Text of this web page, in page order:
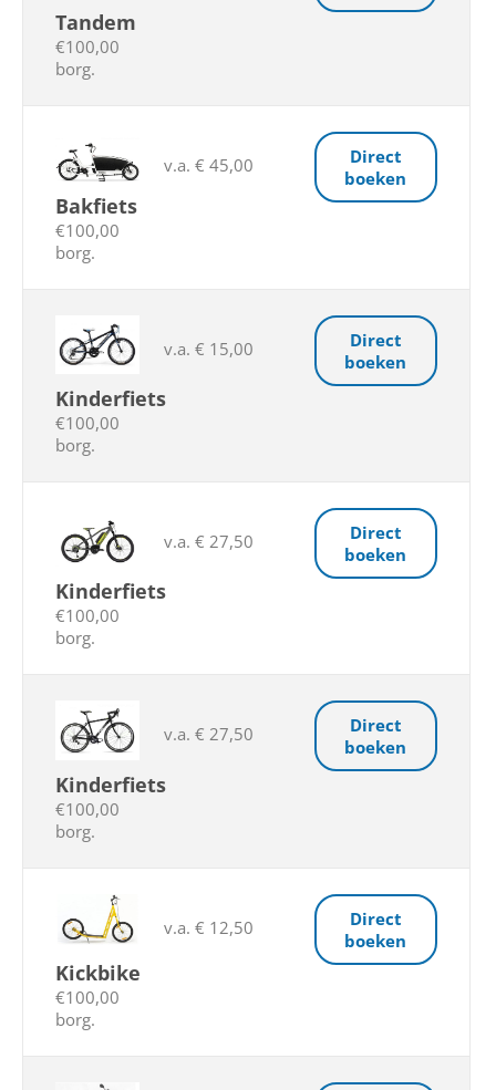
Tandem
€100,00
borg.
Bakfiets
€100,00
borg.
v.a. € 45,00
Direct
boeken
Kinderfiets
€100,00
borg.
v.a. € 15,00
Direct
boeken
Kinderfiets
€100,00
borg.
v.a. € 27,50
Direct
boeken
Kinderfiets
€100,00
borg.
v.a. € 27,50
Direct
boeken
Kickbike
€100,00
borg.
v.a. € 12,50
Direct
boeken